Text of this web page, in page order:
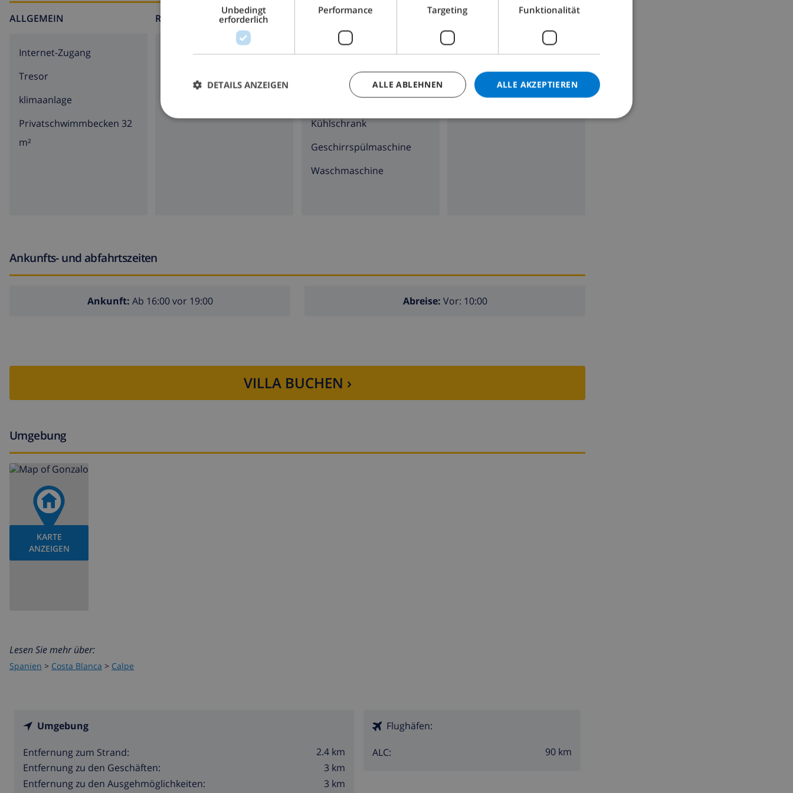
ALLGEMEIN
Internet-Zugang
Tresor
klimaanlage
Privatschwimmbecken 32
m²
RUND UMS HAUS
Parkplatz
Herd mit 4 Kochplatten
Backofen
Mikrowelle
Kühlschrank
Geschirrspülmaschine
Waschmaschine
UNTERHALTUNG
DVD-Spieler
Ankunfts- und abfahrtszeiten
Ankunft: Ab 16:00 vor 19:00 Abreise: Vor: 10:00
VILLA BUCHEN ›
Umgebung
KARTE
ANZEIGEN
Lesen Sie mehr über:
Spanien > Costa Blanca > Calpe
Umgebung
Entfernung zum Strand:
2.4 km
Entfernung zu den Geschäften:
3 km
Entfernung zu den Ausgehmöglichkeiten:
3 km
Flughäfen:
ALC: 90 km
GERMAN
NORWEGIAN
Unbedingt
erforderlich
Performance Targeting Funktionalität
ALLE AKZEPTIEREN
ALLE ABLEHNEN
DETAILS ANZEIGEN